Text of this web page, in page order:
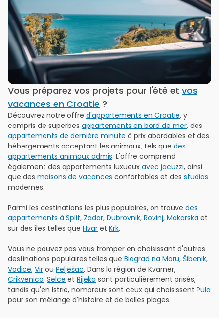
Vous préparez vos projets pour l'été et vos
vacances en Croatie ?
Découvrez notre offre d'appartements en Croatie, y
compris de superbes appartements en bord de mer, des
appartements de dernière minute à prix abordables et des
hébergements acceptant les animaux, tels que des
appartements animaux admis. L'offre comprend
également des appartements luxueux avec jacuzzi, ainsi
que des maisons de vacances confortables et des studios
modernes.
Parmi les destinations les plus populaires, on trouve des
appartements à Split, Zadar, Dubrovnik, Rovinj, Makarska et
sur des îles telles que Hvar et Krk.
Vous ne pouvez pas vous tromper en choisissant d'autres
destinations populaires telles que Biograd na Moru, Šibenik,
Vodice, Vir ou Pelješac. Dans la région de Kvarner,
Crikvenica, Selce et Rijeka sont particulièrement prisés,
tandis qu'en Istrie, nombreux sont ceux qui choisissent Pula
pour son mélange d'histoire et de belles plages.